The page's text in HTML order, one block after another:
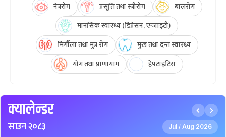
नेत्ररोग
प्रसूति तथा स्त्रीरोग
बालरोग
मानसिक स्वास्थ्य (डिप्रेसन, एन्जाइटी)
मिर्गौला तथा मुत्र रोग
मुख तथा दन्त स्वास्थ्य
योग तथा प्राणायाम
हेपटाइटिस
क्यालेन्डर
साउन २०८३ Jul / Aug 2026